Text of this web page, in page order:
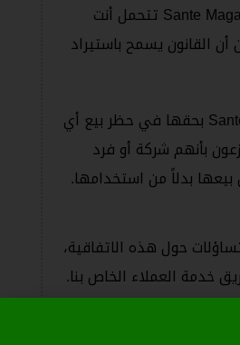
عند الطلب من Sante Magasin تتحمل أنت
القانون يسمح باستيراد
تحتفظ Sante Magasin بحقها في حظر بيع أي
بأنهم شركة أو فرد
بدلاً من استخدامها.
حول هذه الاتفاقية،
خدمة العملاء الخاص بنا.